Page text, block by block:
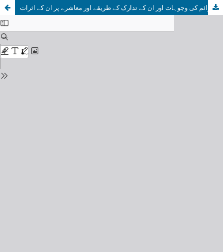
سابق ریاست چترال میں جرائم کی وجوہات اور ان کے تدارک کے طریقے اور معاشرے پر ان کے اثرات